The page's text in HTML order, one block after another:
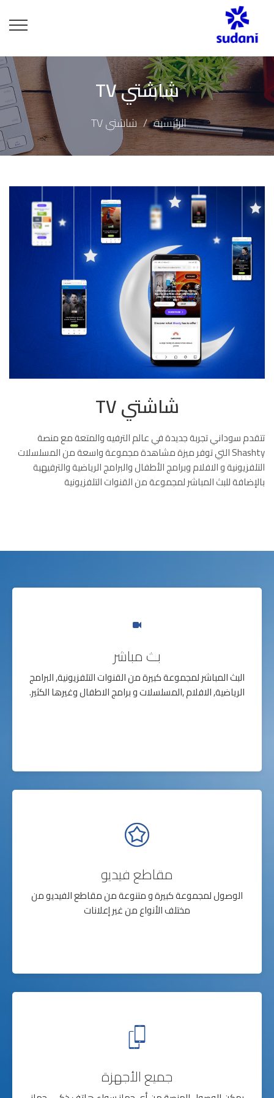
شاشتي TV
الرئيسية شاشتي TV
شاشتي TV
تتقدم سوداني تجربة جديدة في عالم الترفيه والمتعة مع منصة
Shashty التي توفر ميزة مشاهدة مجموعة واسعة من المسلسلات
التلفزيونية و الافلام وبرامج الأطفال والبرامج الرياضية والترفيهية
بالإضافة للبث المباشر لمجموعة من القنوات التلفزيونية
بث مباشر
البث المباشر لمجموعة كبيرة من القنوات التلفزيونية, البرامج
الرياضية, الافلام ,المسلسلات و برامج الاطفال وغيرها الكثير.
مقاطع فيديو
الوصول لمجموعة كبيرة و متنوعة من مقاطع الفيديو من
مختلف الأنواع من غير إعلانات
جميع الأجهزة